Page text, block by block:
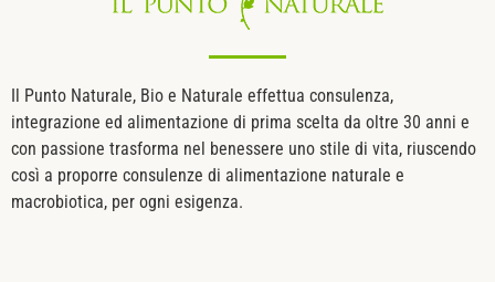
Il Punto Naturale, Bio e Naturale effettua consulenza,
integrazione ed alimentazione di prima scelta da oltre 30 anni e
con passione trasforma nel benessere uno stile di vita, riuscendo
così a proporre consulenze di alimentazione naturale e
macrobiotica, per ogni esigenza.